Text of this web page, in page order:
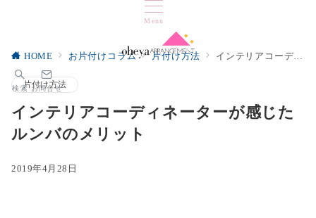
Menu
検索 お問合せ
HOME お片付けコラム 片付け方法 インテリアコーディネーターが感じたルンバのメリット
片付け方法
インテリアコーディネーターが感じた
ルンバのメリット
2019年4月28日